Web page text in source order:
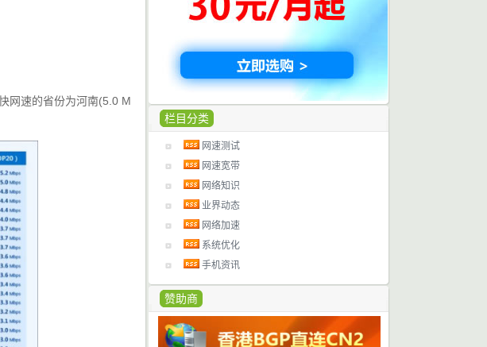
栏目分类
网速测试
网速宽带
网络知识
业界动态
网络加速
系统优化
手机资讯
赞助商
网速的省份为河南(5.0 M